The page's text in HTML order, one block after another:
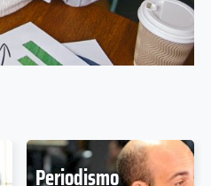
Periodismo